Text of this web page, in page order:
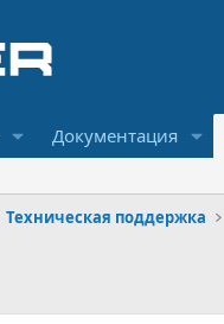
Документация
Техническая поддержка